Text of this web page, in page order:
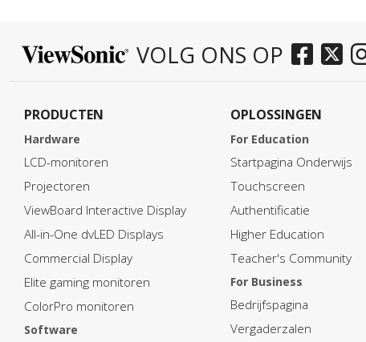
VOLG ONS OP
PRODUCTEN
Hardware
LCD-monitoren
Projectoren
ViewBoard Interactive Display
All-in-One dvLED Displays
Commercial Display
Elite gaming monitoren
ColorPro monitoren
Software
OPLOSSINGEN
For Education
Startpagina Onderwijs
Touchscreen
Authentificatie
Higher Education
Teacher's Community
For Business
Bedrijfspagina
Vergaderzalen